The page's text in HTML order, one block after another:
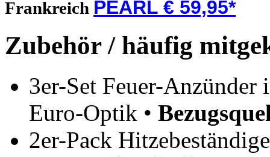
Frankreich PEARL € 59,95*
Zubehör / häufig
3er-Set Feuer-
Euro-Optik •
2er-Pack